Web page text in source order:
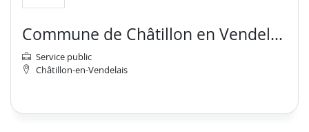
Commune de Châtillon en Vendelais
Service public
Châtillon-en-Vendelais